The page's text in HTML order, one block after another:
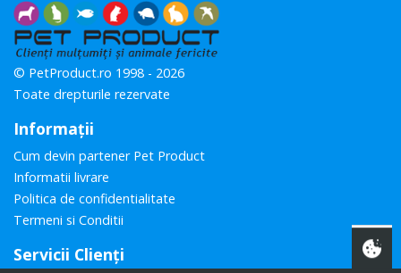
© PetProduct.ro 1998 - 2026
Toate drepturile rezervate
Informaţii
Cum devin partener Pet Product
Informatii livrare
Politica de confidentialitate
Termeni si Conditii
Servicii Clienţi